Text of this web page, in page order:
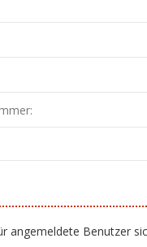
angemeldete Benutzer